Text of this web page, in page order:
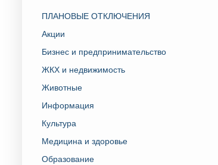
ПЛАНОВЫЕ ОТКЛЮЧЕНИЯ
Акции
Бизнес и предпринимательство
ЖКХ и недвижимость
Животные
Информация
Культура
Медицина и здоровье
Образование